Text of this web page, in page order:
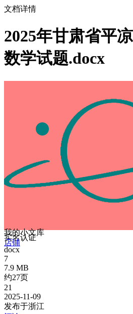
文档详情
2025年甘肃省平
数学试题.docx
我的小文库
实名认证
店铺
docx
7
7.9 MB
约27页
21
2025-11-09
发布于浙江